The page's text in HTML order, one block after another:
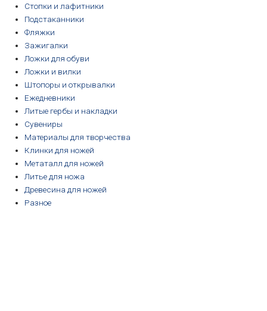
Стопки и лафитники
Подстаканники
Фляжки
Зажигалки
Ложки для обуви
Ложки и вилки
Штопоры и открывалки
Ежедневники
Литые гербы и накладки
Сувениры
Материалы для творчества
Клинки для ножей
Метаталл для ножей
Литье для ножа
Древесина для ножей
Разное